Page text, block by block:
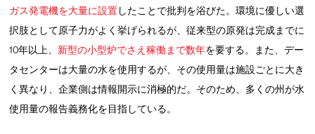
ガス発電機を大量に設置したことで批判を浴びた。環境に優しい選
択肢として原子力がよく挙げられるが、従来型の原発は完成までに
10年以上、 新型の小型炉でさえ稼働まで数年を要する。また、デー
タセンターは大量の水を使用するが、その使用量は施設ごとに大き
く異なり、企業側は情報開示に消極的だ。そのため、多くの州が水
使用量の報告義務化を目指している。